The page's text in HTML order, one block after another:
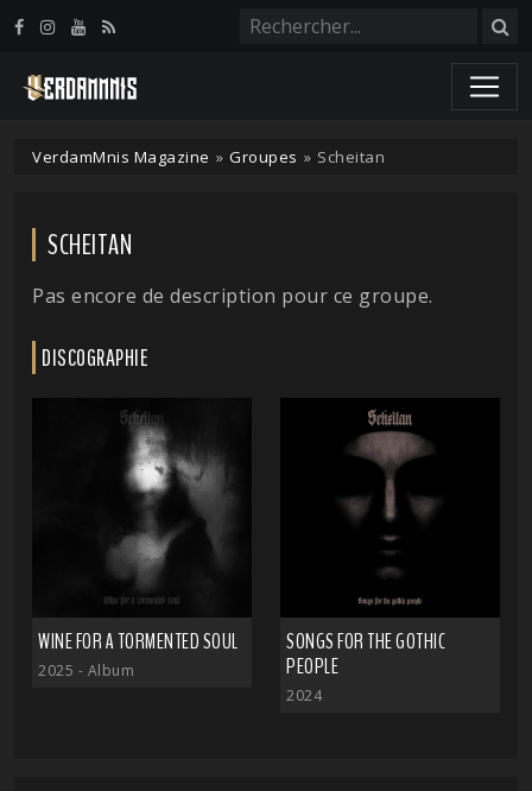
VerdamMnis Magazine » Groupes » Scheitan
SCHEITAN
Pas encore de description pour ce groupe.
DISCOGRAPHIE
WINE FOR A TORMENTED SOUL
2025 - Album
SONGS FOR THE GOTHIC
PEOPLE
2024
Panneau de gestion des cookies